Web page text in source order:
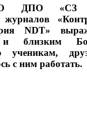
ДПО
журналов
NDT»
и близким
ученикам,
с ним работать.